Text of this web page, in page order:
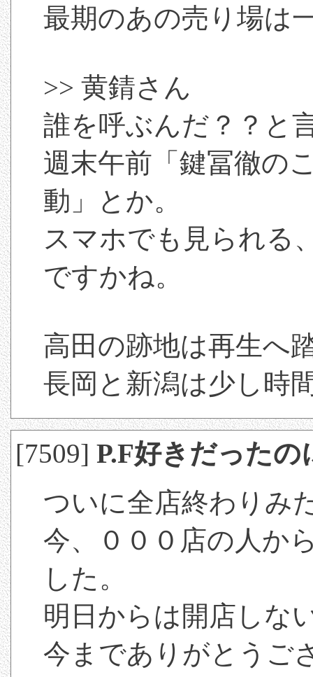
最期のあの売り場は
>> 黄錆さん
誰を呼ぶんだ？？と
週末午前「鍵冨徹の
動」とか。
スマホでも見られる
ですかね。
高田の跡地は再生へ
長岡と新潟は少し時
[7509]P.F好きだったの
ついに全店終わりみ
今、０００店の人か
した。
明日からは開店しな
今までありがとうご